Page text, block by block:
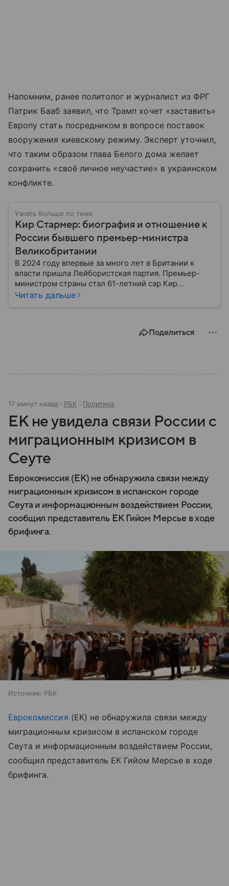
Напомним, ранее политолог и журналист из ФРГ
Патрик Бааб заявил, что Трамп хочет «заставить»
Европу стать посредником в вопросе поставок
вооружения киевскому режиму. Эксперт уточнил,
что таким образом глава Белого дома желает
сохранить «своё личное неучастие» в украинском
конфликте.
Узнать больше по теме
Кир Стармер: биография и отношение к
России бывшего премьер-министра
Великобритании
В 2024 году впервые за много лет в Британии к
власти пришла Лейбористская партия. Премьер-
министром страны стал 61-летний сэр Кир
Стармер, еще до избрания получивший рыцарский
Читать дальше
Поделиться
17 минут назад РБК Политика
ЕК не увидела связи России с
миграционным кризисом в
Сеуте
Еврокомиссия (ЕК) не обнаружила связи между
миграционным кризисом в испанском городе
Сеута и информационным воздействием России,
сообщил представитель ЕК Гийом Мерсье в ходе
брифинга.
Источник: РБК
Еврокомиссия (ЕК) не обнаружила связи между
миграционным кризисом в испанском городе
Сеута и информационным воздействием России,
сообщил представитель ЕК Гийом Мерсье в ходе
брифинга.